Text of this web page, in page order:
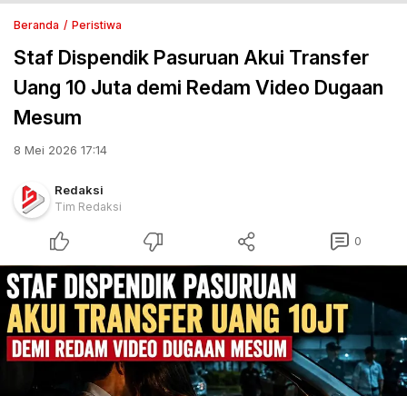
Beranda Peristiwa
Staf Dispendik Pasuruan Akui Transfer
Uang 10 Juta demi Redam Video Dugaan
Mesum
8 Mei 2026 17:14
Redaksi
Tim Redaksi
0